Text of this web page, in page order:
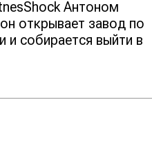
Антоном
открывает завод по
и собирается выйти в